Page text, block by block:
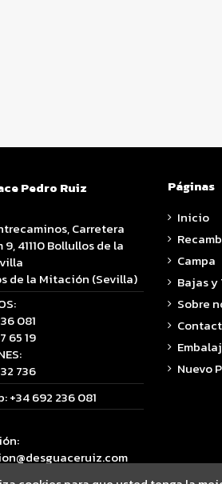
Pedro Ruiz
Carretera
41110 Bollullos de la
de la Mitación (Sevilla)
081
65 19
736
+34 692 236 081
Páginas
Inicio
Campa
Bajas
Sobre
Nuevo